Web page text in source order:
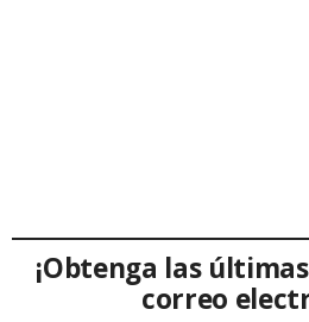
¡Obtenga las
correo